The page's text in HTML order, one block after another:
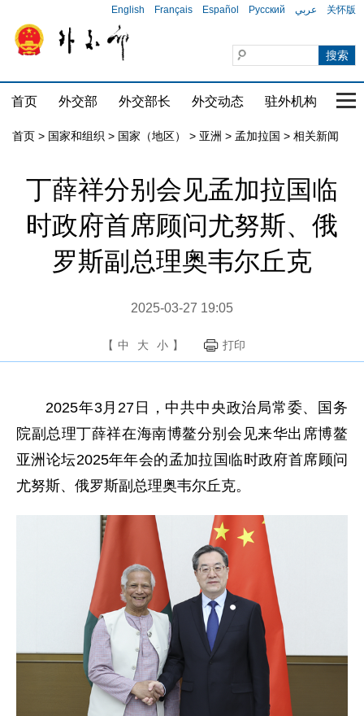
English Français Español Русский عربي 关怀版
首页 外交部 外交部长 外交动态 驻外机构 国
首页 > 国家和组织 > 国家（地区） > 亚洲 > 孟加拉国 > 相关新闻
丁薛祥分别会见孟加拉国临
时政府首席顾问尤努斯、俄
罗斯副总理奥韦尔丘克
2025-03-27 19:05
【 中 大 小 】 打印
2025年3月27日，中共中央政治局常委、国务
院副总理丁薛祥在海南博鳌分别会见来华出席博鳌
亚洲论坛2025年年会的孟加拉国临时政府首席顾问
尤努斯、俄罗斯副总理奥韦尔丘克。